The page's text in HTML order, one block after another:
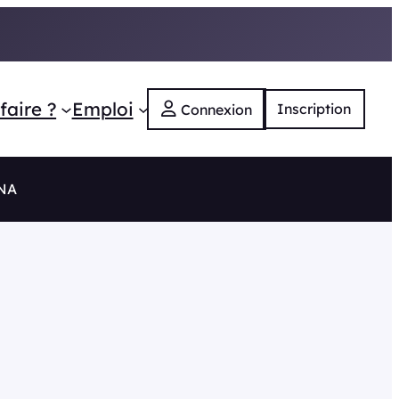
? Emploi Connexion Inscription